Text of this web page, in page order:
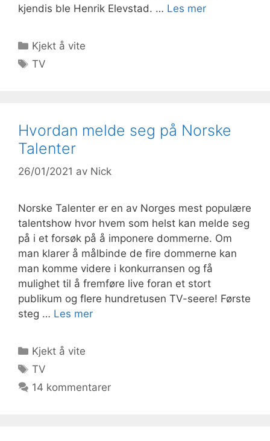
kjendis ble Henrik Elevstad. … Les mer
Kategorier
Kjekt å vite
Stikkord
TV
Hvordan melde seg på Norske
Talenter
26/01/2021 av Nick
Norske Talenter er en av Norges mest populære
talentshow hvor hvem som helst kan melde seg
på i et forsøk på å imponere dommerne. Om
man klarer å målbinde de fire dommerne kan
man komme videre i konkurransen og få
mulighet til å fremføre live foran et stort
publikum og flere hundretusen TV-seere! Første
steg … Les mer
Kategorier
Kjekt å vite
Stikkord
TV
14 kommentarer